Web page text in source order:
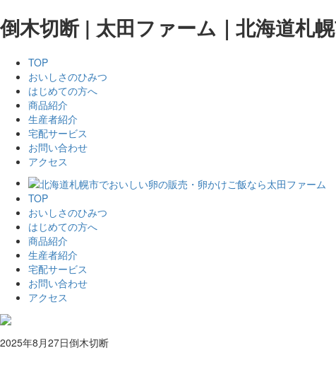
倒木切断 | 太田ファーム｜北海道札
TOP
おいしさのひみつ
はじめての方へ
商品紹介
生産者紹介
宅配サービス
お問い合わせ
アクセス
TOP
おいしさのひみつ
はじめての方へ
商品紹介
生産者紹介
宅配サービス
お問い合わせ
アクセス
2025年8月27日倒木切断